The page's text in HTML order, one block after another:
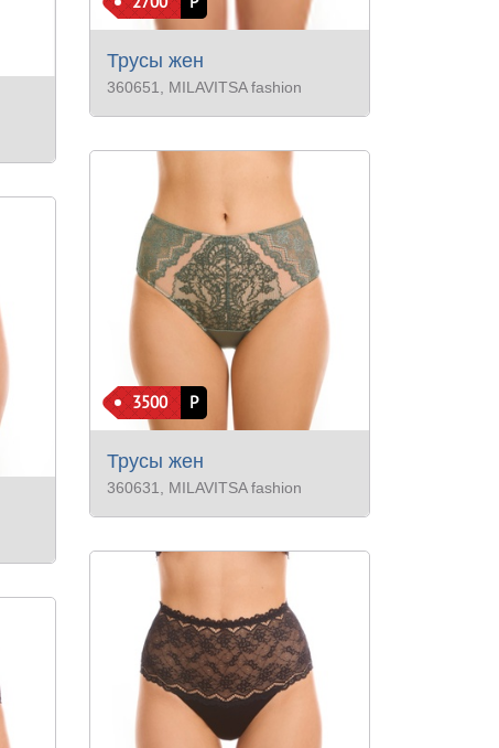
Трусы жен
360651 , MILAVITSA fashion
3500 Р
Трусы жен
360631 , MILAVITSA fashion